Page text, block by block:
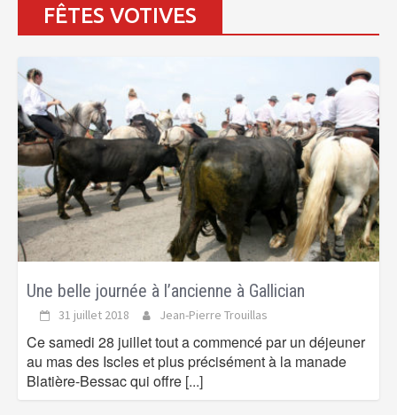
FÊTES VOTIVES
Une belle journée à l’ancienne à Gallician
31 juillet 2018 Jean-Pierre Trouillas
Ce samedi 28 juillet tout a commencé par un déjeuner
au mas des Iscles et plus précisément à la manade
Blatière-Bessac qui offre [...]